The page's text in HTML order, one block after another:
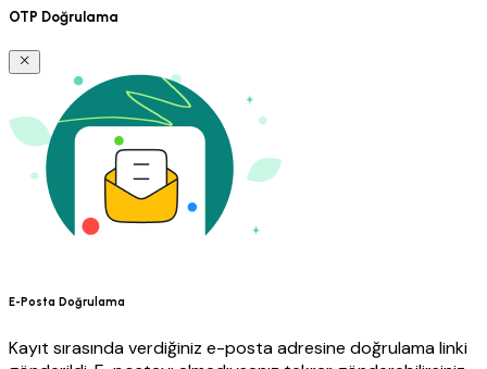
OTP Doğrulama
E-Posta Doğrulama
Kayıt sırasında verdiğiniz e-posta adresine doğrulama linki